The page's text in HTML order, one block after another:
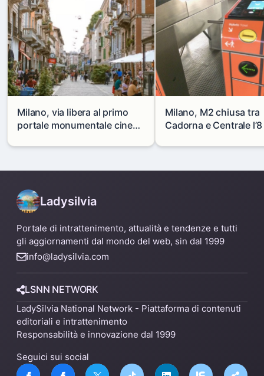
Milano, via libera al primo
portale monumentale cinese
Milano, M2 chiusa tra
Cadorna e Centrale
alternative
Ladysilvia
Portale di intrattenimento, attualità e tendenze e tutti
gli aggiornamenti dal mondo del web, sin dal 1999
info@ladysilvia.com
LSNN NETWORK
LadySilvia National Network - Piattaforma di contenuti
editoriali e intrattenimento
Responsabilità e innovazione dal 1999
Seguici sui social